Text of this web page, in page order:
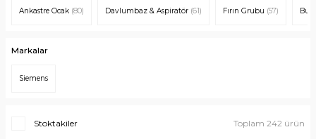
Ankastre Ocak (80) Davlumbaz & Aspiratör (61) Fırın Grubu (57)
Markalar
Siemens
Stoktakiler Toplam 242 ürün